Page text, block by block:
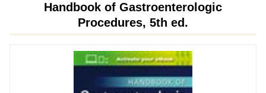
Handbook of Gastroenterologic
Procedures, 5th ed.